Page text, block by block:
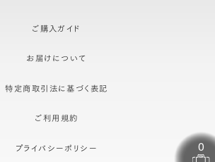
ご購入ガイド
お届けについて
特定商取引法に基づく表記
ご利用規約
プライバシーポリシー